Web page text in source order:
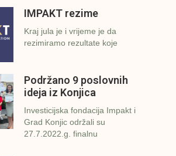
IMPAKT rezime
Kraj jula je i vrijeme je da
rezimiramo rezultate koje
Podržano 9 poslovnih
ideja iz Konjica
Investicijska fondacija Impakt i
Grad Konjic održali su
27.7.2022.g. finalnu